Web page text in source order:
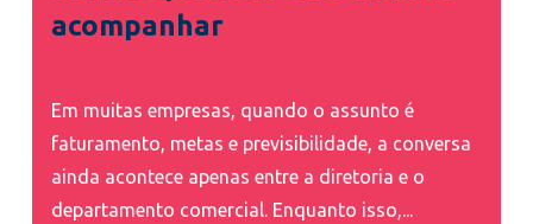
acompanhar
Em muitas empresas, quando o assunto é
faturamento, metas e previsibilidade, a conversa
ainda acontece apenas entre a diretoria e o
departamento comercial. Enquanto isso,...